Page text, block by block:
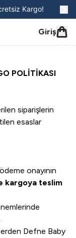
Kargo!
Giriş
POLİTİKASI
siparişlerin
esaslar
onayının
kargoya teslim
Defne Baby